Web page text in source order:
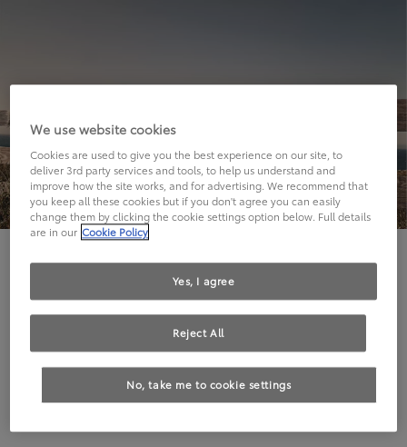
Hier geht's leider nicht weiter.
Die angeforderte Seite kann leider nicht gefunden
werden.
We use website cookies
Cookies are used to give you the best experience on our site, to
deliver 3rd party services and tools, to help us understand and
improve how the site works, and for advertising. We recommend that
you keep all these cookies but if you don't agree you can easily
change them by clicking the cookie settings option below. Full details
are in our Cookie Policy
No, take me to cookie settings
Reject All
Yes, I agree